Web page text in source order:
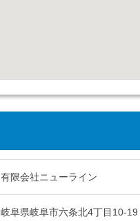
有限会社ニューライン
岐阜県岐阜市六条北4丁目10-19